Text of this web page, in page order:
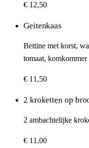
€ 12,50
Geitenkaas
Bettine met korst,
tomaat, komkommer
€ 11,50
2 kroketten op
2 ambachtelijke
€ 11,00